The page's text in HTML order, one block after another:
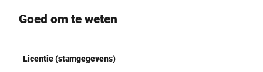
Goed om te weten
Licentie (stamgegevens)